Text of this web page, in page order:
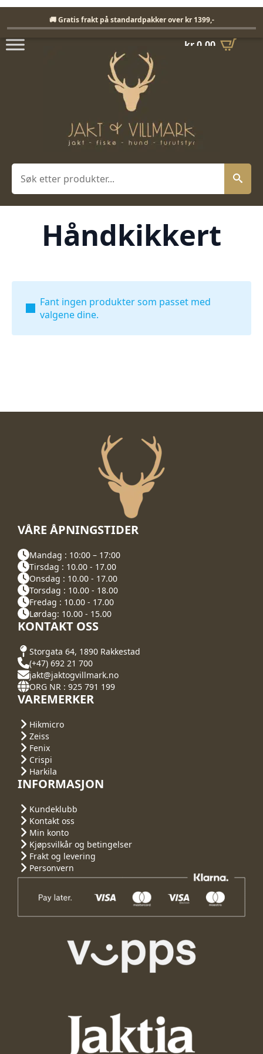
kr0,00
Søk
Håndkikkert
Fant ingen produkter som passet med
valgene dine.
VÅRE ÅPNINGSTIDER
Mandag : 10:00 – 17:00
Tirsdag : 10.00 - 17.00
Onsdag : 10.00 - 17.00
Torsdag : 10.00 - 18.00
Fredag : 10.00 - 17.00
Lørdag: 10.00 - 15.00
KONTAKT OSS
Storgata 64, 1890 Rakkestad
(+47) 692 21 700
jakt@jaktogvillmark.no
ORG NR : 925 791 199
VAREMERKER
Hikmicro
Zeiss
Fenix
Crispi
Harkila
INFORMASJON
Kundeklubb
Kontakt oss
Min konto
Kjøpsvilkår og betingelser
Frakt og levering
Personvern